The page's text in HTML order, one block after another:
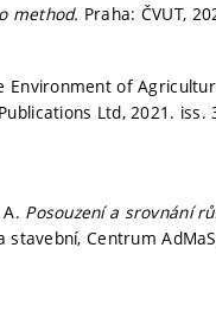
method. Praha: ČVUT,
Environment of
Ltd, 2021. iss.
A. Posouzení a srovnání
stavební, Centrum